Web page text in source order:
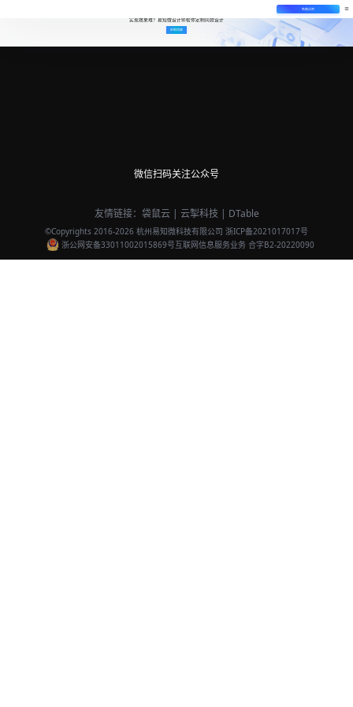
免费试用
实现效果难？易知微设计师帮你定制同款设计
定制同款
微信扫码关注公众号
友情链接： 袋鼠云 | 云掣科技 | DTable
©Copyrights 2016-2026 杭州易知微科技有限公司 浙ICP备2021017017号
浙公网安备33011002015869号互联网信息服务业务 合字B2-20220090